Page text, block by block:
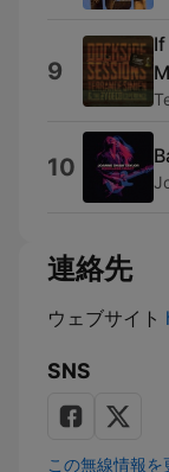
9
10
連絡先
ウェブサイト
SNS
この無線情報を